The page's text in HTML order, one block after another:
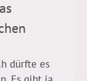
dürfte es